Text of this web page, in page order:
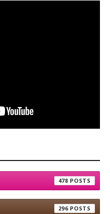
478
296